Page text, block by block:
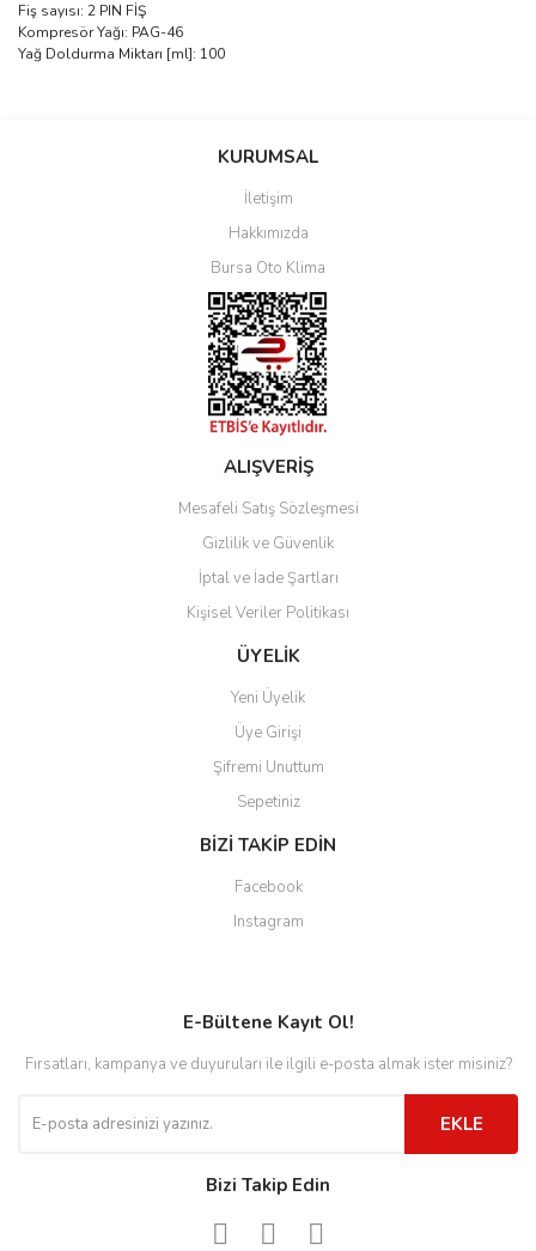
Fiş sayısı: 2 PIN FİŞ
Kompresör Yağı: PAG-46
Yağ Doldurma Miktarı [ml]: 100
Bu ürüne ilk yorumu siz yapın!
Yorum Yaz
KURUMSAL
İletişim
Hakkımızda
Bursa Oto Klima
ALIŞVERİŞ
Mesafeli Satış Sözleşmesi
Gizlilik ve Güvenlik
İptal ve İade Şartları
Kişisel Veriler Politikası
ÜYELİK
Yeni Üyelik
Üye Girişi
Şifremi Unuttum
Sepetiniz
BİZİ TAKİP EDİN
Facebook
Instagram
E-Bültene Kayıt Ol!
Fırsatları, kampanya ve duyuruları ile ilgili e-posta almak ister misiniz?
EKLE
Bizi Takip Edin